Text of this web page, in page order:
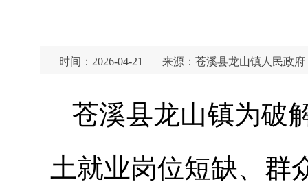
时间：2026-04-21 来源：苍溪县龙山镇人民政府
苍溪县龙山镇为破
土就业岗位短缺、群